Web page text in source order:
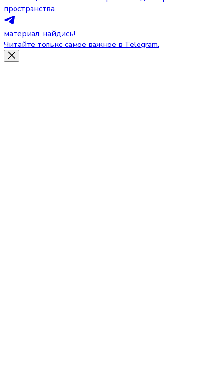
пространства
материал, найдись!
Читайте только самое важное в Telegram.